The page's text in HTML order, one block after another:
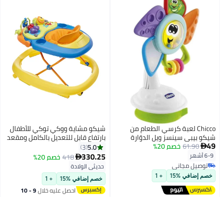
Chicco لعبة كرسي الطعام من
شيكو بيبي سينسز ويل الدوّارة
شهرًا
49
61.90خصم 20%
6-9 أشهر
توصيل مجاني
توصيل مجاني
خصم إضافي %15 + 1
شيكو مشاية ووكي توكي للأطفال
بارتفاع قابل للتعديل بالكامل ومقعد
مبطن لعمر أكبر من 6 شهور بلون
صاني
5.0
3
330.25
418 خصم 20%
حديثي الولادة
خصم إضافي %15 + 1
احصل عليه خلال 9 - 10